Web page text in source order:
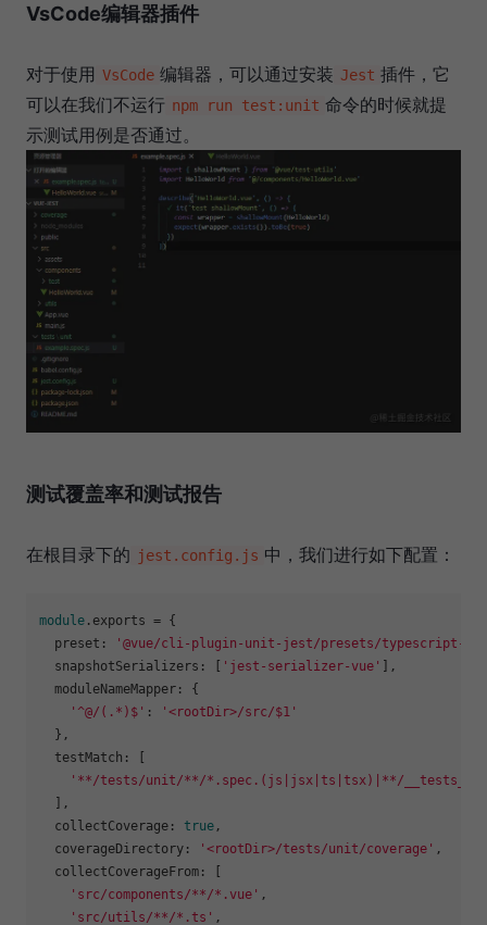
VsCode编辑器插件
对于使用 VsCode 编辑器，可以通过安装 Jest 插件，它
可以在我们不运行 npm run test:unit 命令的时候就提
示测试用例是否通过。
测试覆盖率和测试报告
在根目录下的 jest.config.js 中，我们进行如下配置：
module . exports = {
preset :
'@vue/cli-plugin-unit-jest/presets/typescript-
snapshotSerializers : [ 'jest-serializer-vue'
],
moduleNameMapper : {
'^@/(.*)$' :
'<rootDir>/src/$1'
  },
testMatch : [
'**/tests/unit/**/*.spec.(js|jsx|ts|tsx)|**/
  ],
collectCoverage : true ,
coverageDirectory : '<rootDir>/tests/unit/coverage' ,
collectCoverageFrom : [
'src/components/**/*.vue' ,
'src/utils/**/*.ts' ,